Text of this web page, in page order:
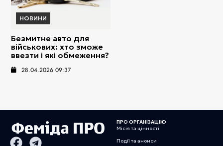
НОВИНИ
Безмитне авто для
військових: хто зможе
ввезти і які обмеження?
28.04.2026 09:37
ПРО ОРГАНІЗАЦІЮ
Місія та цінності
Події та анонси